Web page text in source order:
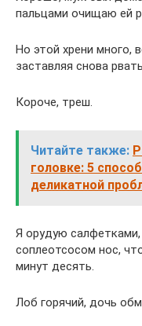
пальцами очищаю ей
Но этой хрени много,
заставляя снова
Короче, треш.
Читайте также:
головке: 5
деликатной
Я орудую
соплеотсосом нос,
минут десять.
Лоб горячий, дочь